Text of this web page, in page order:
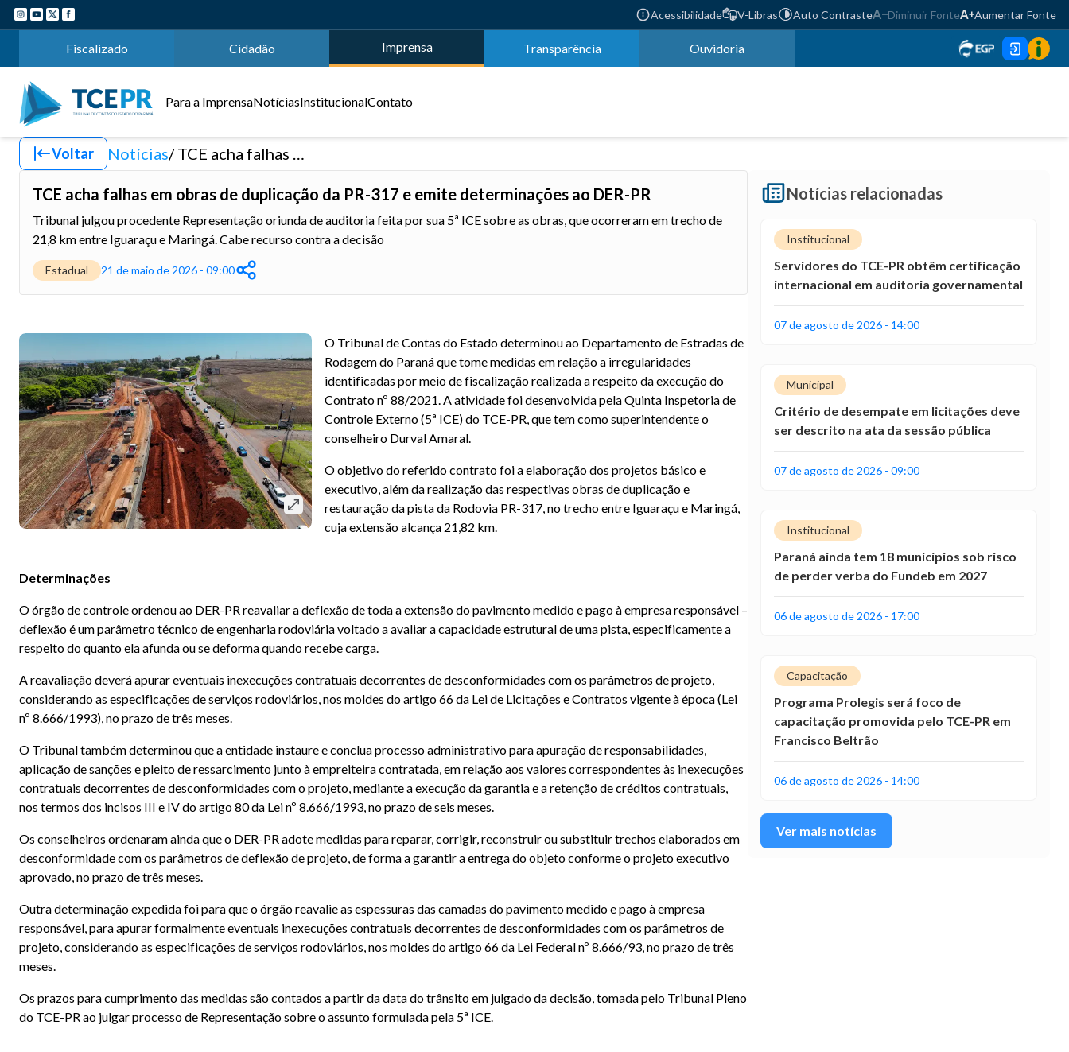
Acessibilidade V-Libras Auto Contraste Diminuir Fonte Aumentar Fonte
Fiscalizado Cidadão Imprensa Transparência Ouvidoria
Para a ImprensaNotíciasInstitucionalContato
Voltar Notícias TCE acha falhas em obras de duplicação da PR-317 e emite determinações ao DER-PR
TCE acha falhas em obras de duplicação da PR-317 e emite determinações ao DER-PR
Tribunal julgou procedente Representação oriunda de auditoria feita por sua 5ª ICE sobre as obras, que ocorreram em trecho de
21,8 km entre Iguaraçu e Maringá. Cabe recurso contra a decisão
Estadual 21 de maio de 2026 - 09:00
O Tribunal de Contas do Estado determinou ao Departamento de Estradas de
Rodagem do Paraná que tome medidas em relação a irregularidades
identificadas por meio de fiscalização realizada a respeito da execução do
Contrato nº 88/2021. A atividade foi desenvolvida pela Quinta Inspetoria de
Controle Externo (5ª ICE) do TCE-PR, que tem como superintendente o
conselheiro Durval Amaral.
O objetivo do referido contrato foi a elaboração dos projetos básico e
executivo, além da realização das respectivas obras de duplicação e
restauração da pista da Rodovia PR-317, no trecho entre Iguaraçu e Maringá,
cuja extensão alcança 21,82 km.
Determinações
O órgão de controle ordenou ao DER-PR reavaliar a deflexão de toda a extensão do pavimento medido e pago à empresa responsável –
deflexão é um parâmetro técnico de engenharia rodoviária voltado a avaliar a capacidade estrutural de uma pista, especificamente a
respeito do quanto ela afunda ou se deforma quando recebe carga.
A reavaliação deverá apurar eventuais inexecuções contratuais decorrentes de desconformidades com os parâmetros de projeto,
considerando as especificações de serviços rodoviários, nos moldes do artigo 66 da Lei de Licitações e Contratos vigente à época (Lei
nº 8.666/1993), no prazo de três meses.
O Tribunal também determinou que a entidade instaure e conclua processo administrativo para apuração de responsabilidades,
aplicação de sanções e pleito de ressarcimento junto à empreiteira contratada, em relação aos valores correspondentes às inexecuções
contratuais decorrentes de desconformidades com o projeto, mediante a execução da garantia e a retenção de créditos contratuais,
nos termos dos incisos III e IV do artigo 80 da Lei nº 8.666/1993, no prazo de seis meses.
Os conselheiros ordenaram ainda que o DER-PR adote medidas para reparar, corrigir, reconstruir ou substituir trechos elaborados em
desconformidade com os parâmetros de deflexão de projeto, de forma a garantir a entrega do objeto conforme o projeto executivo
aprovado, no prazo de três meses.
Outra determinação expedida foi para que o órgão reavalie as espessuras das camadas do pavimento medido e pago à empresa
responsável, para apurar formalmente eventuais inexecuções contratuais decorrentes de desconformidades com os parâmetros de
projeto, considerando as especificações de serviços rodoviários, nos moldes do artigo 66 da Lei Federal nº 8.666/93, no prazo de três
meses.
Os prazos para cumprimento das medidas são contados a partir da data do trânsito em julgado da decisão, tomada pelo Tribunal Pleno
do TCE-PR ao julgar processo de Representação sobre o assunto formulada pela 5ª ICE.
Notícias relacionadas
Institucional
Servidores do TCE-PR obtêm certificação
internacional em auditoria governamental
07 de agosto de 2026 - 14:00
Municipal
Critério de desempate em licitações deve
ser descrito na ata da sessão pública
07 de agosto de 2026 - 09:00
Institucional
Paraná ainda tem 18 municípios sob risco
de perder verba do Fundeb em 2027
06 de agosto de 2026 - 17:00
Capacitação
Programa Prolegis será foco de
capacitação promovida pelo TCE-PR em
Francisco Beltrão
06 de agosto de 2026 - 14:00
Ver mais notícias